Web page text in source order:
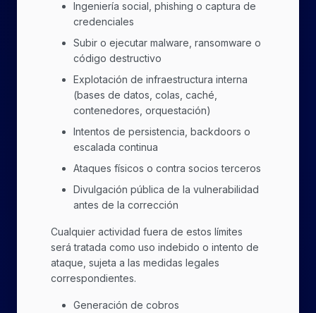
Ingeniería social, phishing o captura de
credenciales
Subir o ejecutar malware, ransomware o
código destructivo
Explotación de infraestructura interna
(bases de datos, colas, caché,
contenedores, orquestación)
Intentos de persistencia, backdoors o
escalada continua
Ataques físicos o contra socios terceros
Divulgación pública de la vulnerabilidad
antes de la corrección
Cualquier actividad fuera de estos límites
será tratada como uso indebido o intento de
ataque, sujeta a las medidas legales
correspondientes.
Generación de cobros